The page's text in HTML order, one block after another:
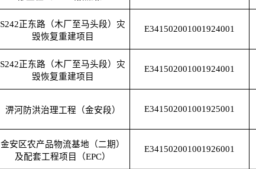
S242正东路（木厂至马头段）灾
毁恢复重建项目
E341502001001924001
S242正东路（木厂至马头段）灾
毁恢复重建项目
E341502001001924001
淠河防洪治理工程（金安段） E341502001001925001
金安区农产品物流基地（二期）
及配套工程项目（EPC）
E341502001001926001